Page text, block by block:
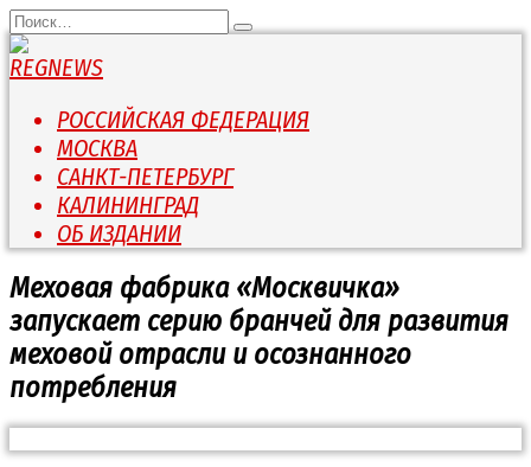
Перейти
к
содержанию
Search
for:
РОССИЙСКАЯ ФЕДЕРАЦИЯ
МОСКВА
САНКТ-ПЕТЕРБУРГ
КАЛИНИНГРАД
ОБ ИЗДАНИИ
Меховая фабрика «Москвичка»
запускает серию бранчей для развития
меховой отрасли и осознанного
потребления